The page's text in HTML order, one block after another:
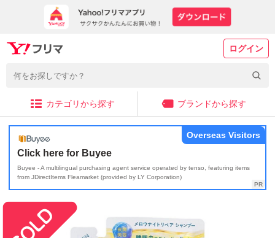
ログイン
カテゴリから探す ブランドから探す
Click here for Buyee
Buyee - A multilingual purchasing agent service operated by tenso, featuring items
from JDirectItems Fleamarket (provided by LY Corporation)
Overseas Visitors